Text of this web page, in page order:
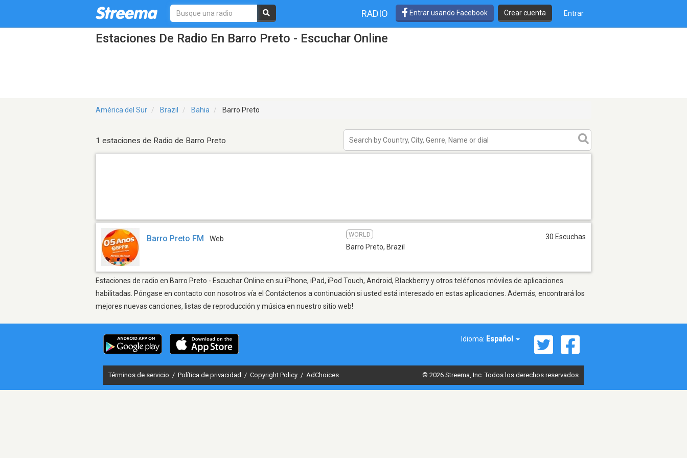
RADIO Entrar usando Facebook Crear cuenta Entrar
Estaciones De Radio En Barro Preto - Escuchar Online
América del Sur Brazil Bahia Barro Preto
1 estaciones de Radio de Barro Preto
Barro Preto FM Web
WORLD
Barro Preto, Brazil
30 Escuchas
Estaciones de radio en Barro Preto - Escuchar Online en su iPhone, iPad, iPod Touch, Android, Blackberry y otros teléfonos móviles de aplicaciones
habilitadas. Póngase en contacto con nosotros vía el Contáctenos a continuación si usted está interesado en estas aplicaciones. Además, encontrará los
mejores nuevas canciones, listas de reproducción y música en nuestro sitio web!
Idioma: Español
Términos de servicio / Política de privacidad / Copyright Policy / AdChoices © 2026 Streema, Inc. Todos los derechos reservados